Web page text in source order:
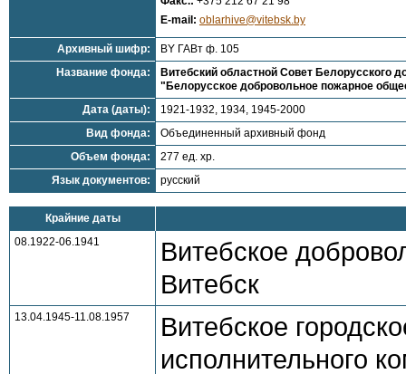
E-mail: oblarhive@vitebsk.by
Архивный шифр:
BY ГАВт ф. 105
Название фонда:
Витебский областной Совет Белорусского
"Белорусское добровольное пожарное
Дата (даты):
1921-1932, 1934, 1945-2000
Вид фонда:
Объединенный архивный фонд
Объем фонда:
277 ед. хр.
Язык документов:
русский
Крайние даты
08.1922-06.1941
Витебское
Витебск
13.04.1945-11.08.1957
Витебское
исполнительного